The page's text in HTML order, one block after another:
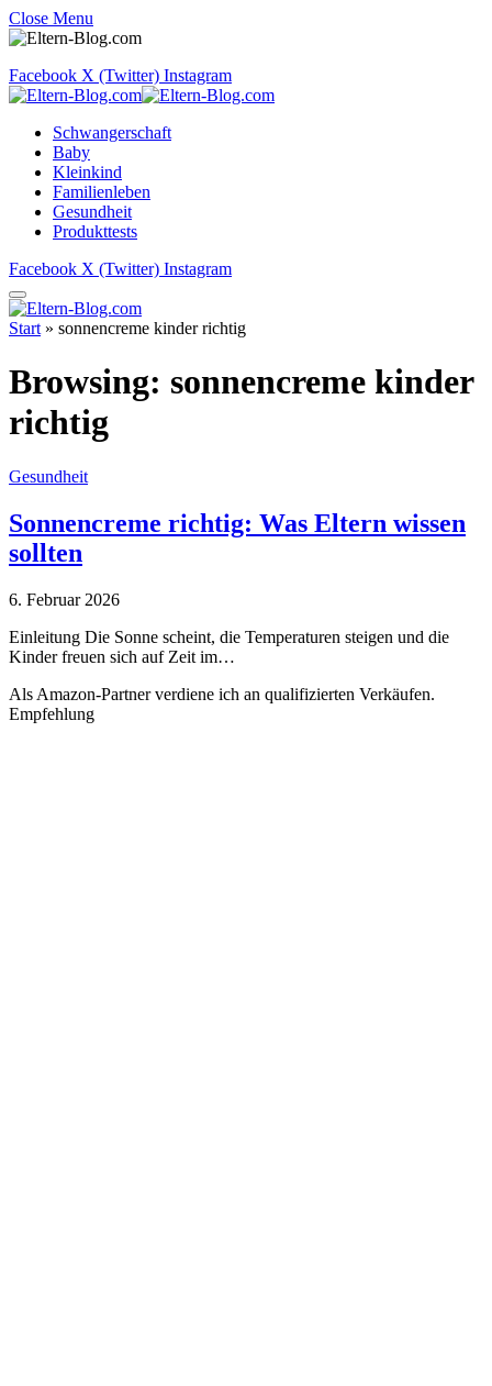
Close Menu
Facebook X (Twitter) Instagram
Schwangerschaft
Baby
Kleinkind
Familienleben
Gesundheit
Produkttests
Facebook X (Twitter) Instagram
Start » sonnencreme kinder richtig
Browsing: sonnencreme kinder
richtig
Gesundheit
Sonnencreme richtig: Was Eltern wissen
sollten
6. Februar 2026
Einleitung Die Sonne scheint, die Temperaturen steigen und die
Kinder freuen sich auf Zeit im…
Als Amazon-Partner verdiene ich an qualifizierten Verkäufen.
Empfehlung